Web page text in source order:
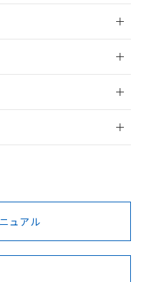
登録
く前に、以下を必ずお読
BV型式承認
（フランス
KR型式
（韓国
ュアル
ました。
庫切替を完了
ことがない限